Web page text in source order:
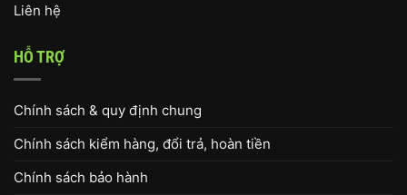
Liên hệ
HỖ TRỢ
Chính sách & quy định chung
Chính sách kiểm hàng, đổi trả, hoàn tiền
Chính sách bảo hành